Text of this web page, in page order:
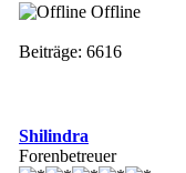
Offline
Beiträge: 6616
Shilindra
Forenbetreuer